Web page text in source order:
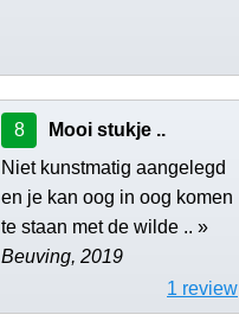
8
Mooi stukje ..
Niet kunstmatig aangelegd
en je kan oog in oog komen
te staan met de wilde .. »
Beuving, 2019
1 review